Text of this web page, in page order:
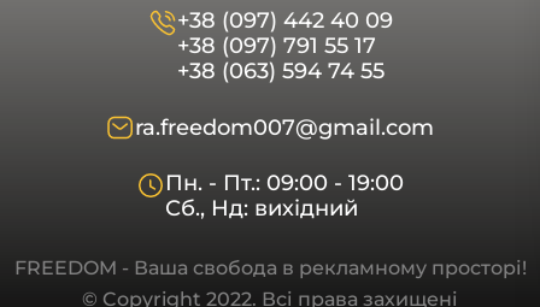
+38 (097) 442 40 09
+38 (097) 791 55 17
+38 (063) 594 74 55
ra.freedom007@gmail.com
Пн. - Пт.: 09:00 - 19:00
Сб., Нд: вихідний
FREEDOM - Ваша свобода в рекламному просторі!
© Copyright 2022. Всі права захищені